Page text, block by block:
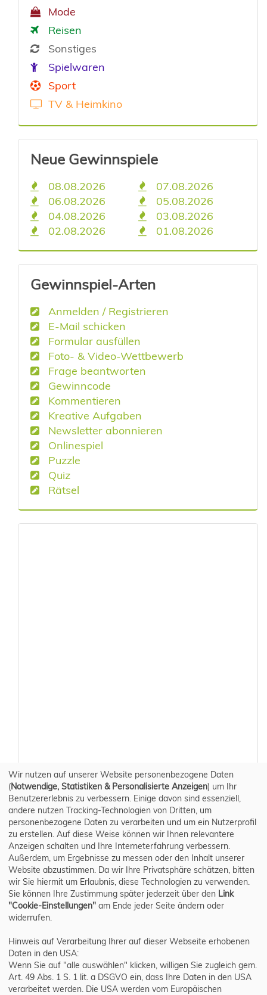
Mode
Reisen
Sonstiges
Spielwaren
Sport
TV & Heimkino
Neue Gewinnspiele
08.08.2026
07.08.2026
06.08.2026
05.08.2026
04.08.2026
03.08.2026
02.08.2026
01.08.2026
Gewinnspiel-Arten
Anmelden / Registrieren
E-Mail schicken
Formular ausfüllen
Foto- & Video-Wettbewerb
Frage beantworten
Gewinncode
Kommentieren
Kreative Aufgaben
Newsletter abonnieren
Onlinespiel
Puzzle
Quiz
Rätsel
Wir nutzen auf unserer Website personenbezogene Daten
(Notwendige, Statistiken & Personalisierte Anzeigen) um Ihr
Benutzererlebnis zu verbessern. Einige davon sind essenziell,
andere nutzen Tracking-Technologien von Dritten, um
personenbezogene Daten zu verarbeiten und um ein Nutzerprofil
zu erstellen. Auf diese Weise können wir Ihnen relevantere
Anzeigen schalten und Ihre Interneterfahrung verbessern.
Außerdem, um Ergebnisse zu messen oder den Inhalt unserer
Website abzustimmen. Da wir Ihre Privatsphäre schätzen, bitten
wir Sie hiermit um Erlaubnis, diese Technologien zu verwenden.
Sie können Ihre Zustimmung später jederzeit über den Link
"Cookie-Einstellungen" am Ende jeder Seite ändern oder
widerrufen.
Hinweis auf Verarbeitung Ihrer auf dieser Webseite erhobenen
Daten in den USA:
Wenn Sie auf "alle auswählen" klicken, willigen Sie zugleich gem.
Art. 49 Abs. 1 S. 1 lit. a DSGVO ein, dass Ihre Daten in den USA
verarbeitet werden. Die USA werden vom Europäischen